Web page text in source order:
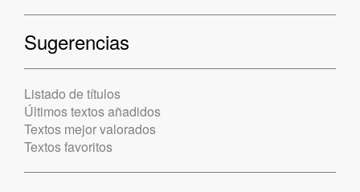
Sugerencias
Listado de títulos
Últimos textos añadidos
Textos mejor valorados
Textos favoritos